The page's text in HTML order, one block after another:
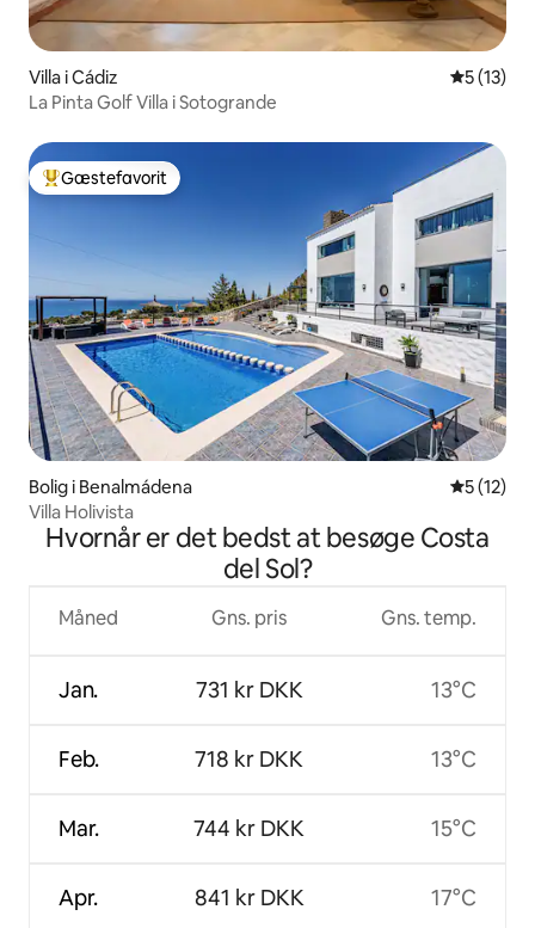
Villa i Cádiz 5 ud af 5
5 (13)
La Pinta Golf Villa i Sotogrande
Bedste gæstefavorit
Gæstefavorit
Bolig i Benalmádena 5 ud af 5
5 (12)
Villa Holivista
Hvornår er det bedst at besøge Costa
del Sol?
Måned
Jan.
Feb.
Mar.
Apr.
Gns. pris
731 kr DKK
718 kr DKK
744 kr DKK
841 kr DKK
Gns. temp.
13°C
13°C
15°C
17°C